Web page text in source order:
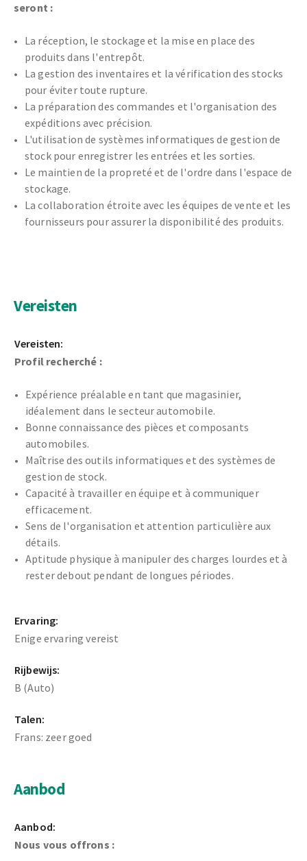
seront :
La réception, le stockage et la mise en place des
produits dans l'entrepôt.
La gestion des inventaires et la vérification des stocks
pour éviter toute rupture.
La préparation des commandes et l'organisation des
expéditions avec précision.
L'utilisation de systèmes informatiques de gestion de
stock pour enregistrer les entrées et les sorties.
Le maintien de la propreté et de l'ordre dans l'espace de
stockage.
La collaboration étroite avec les équipes de vente et les
fournisseurs pour assurer la disponibilité des produits.
Vereisten
Vereisten:
Profil recherché :
Expérience préalable en tant que magasinier,
idéalement dans le secteur automobile.
Bonne connaissance des pièces et composants
automobiles.
Maîtrise des outils informatiques et des systèmes de
gestion de stock.
Capacité à travailler en équipe et à communiquer
efficacement.
Sens de l'organisation et attention particulière aux
détails.
Aptitude physique à manipuler des charges lourdes et à
rester debout pendant de longues périodes.
Ervaring:
Enige ervaring vereist
Rijbewijs:
B (Auto)
Talen:
Frans: zeer goed
Aanbod
Aanbod:
Nous vous offrons :